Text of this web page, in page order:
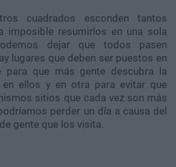
cuadrados esconden tantos
imposible resumirlos en una sola
dejar que todos pasen
lugares que deben ser puestos en
para que más gente descubra la
en ellos y en otra para evitar que
sitios que cada vez son más
perder un día a causa del
gente que los visita.